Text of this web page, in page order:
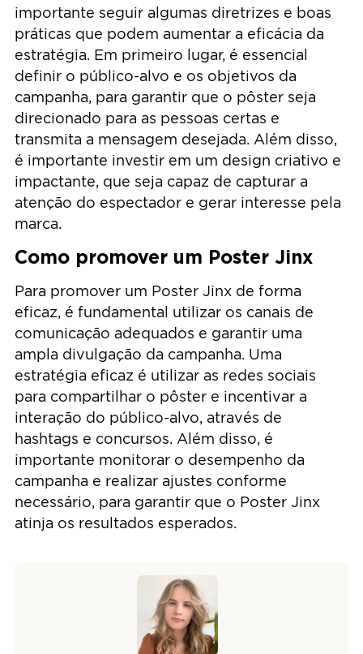
importante seguir algumas diretrizes e boas
práticas que podem aumentar a eficácia da
estratégia. Em primeiro lugar, é essencial
definir o público-alvo e os objetivos da
campanha, para garantir que o pôster seja
direcionado para as pessoas certas e
transmita a mensagem desejada. Além disso,
é importante investir em um design criativo e
impactante, que seja capaz de capturar a
atenção do espectador e gerar interesse pela
marca.
Como promover um Poster Jinx
Para promover um Poster Jinx de forma
eficaz, é fundamental utilizar os canais de
comunicação adequados e garantir uma
ampla divulgação da campanha. Uma
estratégia eficaz é utilizar as redes sociais
para compartilhar o pôster e incentivar a
interação do público-alvo, através de
hashtags e concursos. Além disso, é
importante monitorar o desempenho da
campanha e realizar ajustes conforme
necessário, para garantir que o Poster Jinx
atinja os resultados esperados.